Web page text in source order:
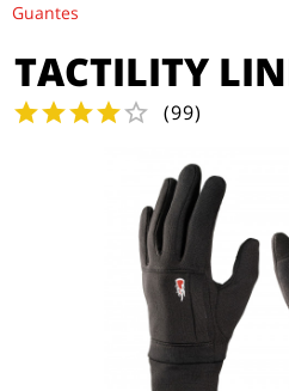
Guantes
TACTILITY
(99)